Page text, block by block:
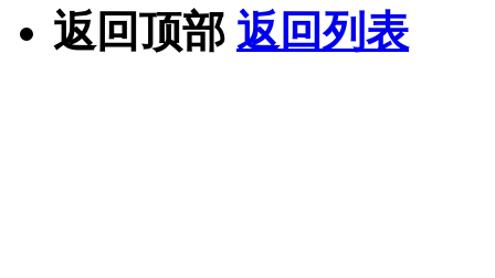
返回顶部 返回列表